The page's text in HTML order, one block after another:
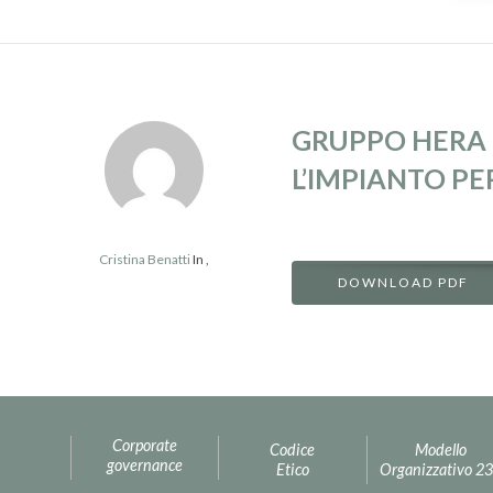
Cristina BenattiIn ,
GRUPPO
L’IMPIANTO
DOWNLOAD PDF
Corporate
governance
Codice
Etico
Modello
Organizzativo